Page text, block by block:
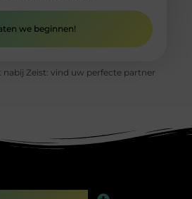
we beginnen!
nabij Zeist: vind uw perfecte partner